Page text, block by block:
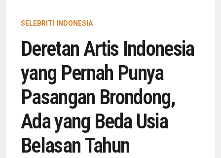
SELEBRITI INDONESIA
Deretan Artis Indonesia
yang Pernah Punya
Pasangan Brondong,
Ada yang Beda Usia
Belasan Tahun